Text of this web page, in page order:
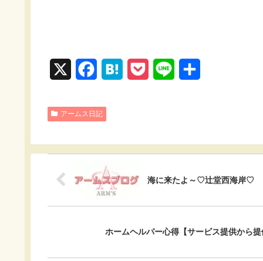
c
b
o
o
n
a
e
t
アームス日記
海に来たよ～♡辻堂西海岸♡
ホームヘルパー心得【サービス提供から